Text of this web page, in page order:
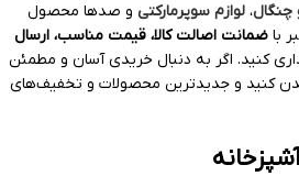
، لوازم سوپرمارکتی و صدها محصول
با ضمانت اصالت کالا، قیمت مناسب، ارسال
کنید. اگر به دنبال خریدی آسان و مطمئن
کنید و جدیدترین محصولات و تخفیف‌های